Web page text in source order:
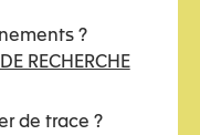
?
RECHERCHE
de trace ?
traces ?